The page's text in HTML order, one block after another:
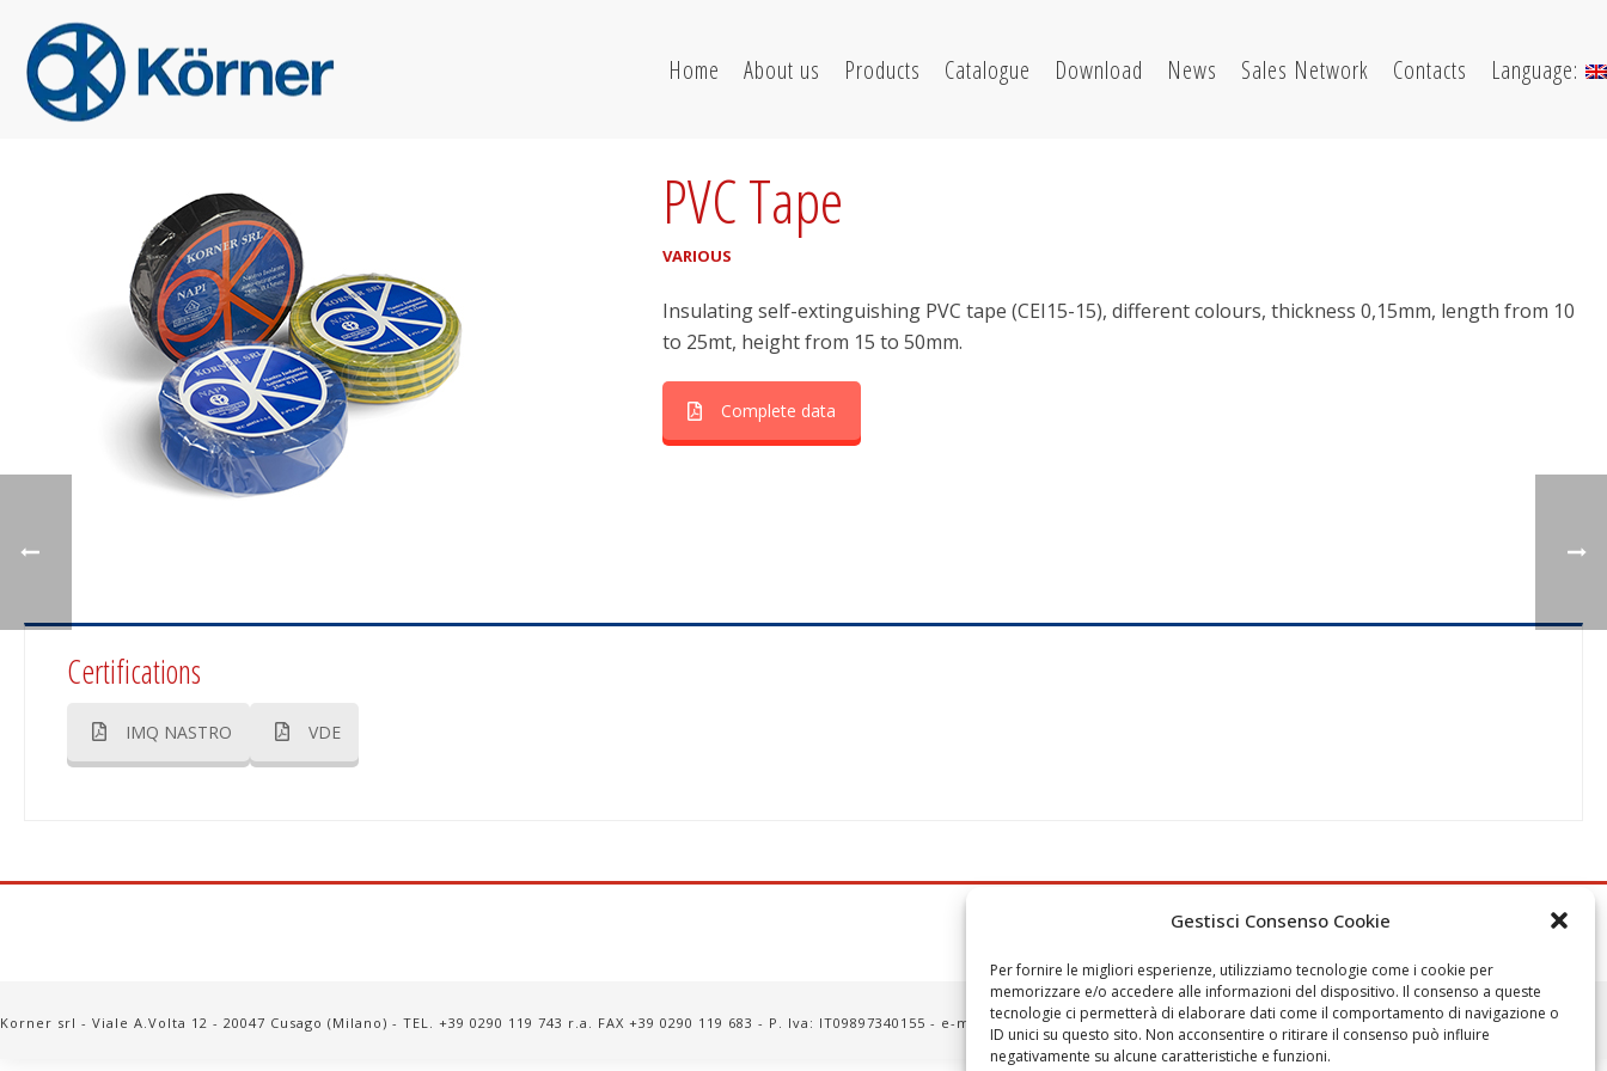
Gestisci Consenso Cookie
Per fornire le migliori esperienze, utilizziamo tecnologie come i cookie per
memorizzare e/o accedere alle informazioni del dispositivo. Il consenso a queste
tecnologie ci permetterà di elaborare dati come il comportamento di navigazione o
ID unici su questo sito. Non acconsentire o ritirare il consenso può influire
negativamente su alcune caratteristiche e funzioni.
Home About us Products Catalogue Download News Sales Network Contacts Language:
PVC Tape
VARIOUS
Insulating self-extinguishing PVC tape (CEI15-15), different colours, thickness 0,15mm, length from 10
to 25mt, height from 15 to 50mm.
Complete data
Certifications
IMQ NASTRO VDE
Korner srl - Viale A.Volta 12 - 20047 Cusago (Milano) - TEL. +39 0290 119 743 r.a. FAX +39 0290 119 683 - P. Iva: IT09897340155 - e-mail: ok@korner.it |Cookies |Privacy |Imprint|Credits